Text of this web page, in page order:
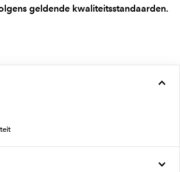
geldende kwaliteitsstandaarden.